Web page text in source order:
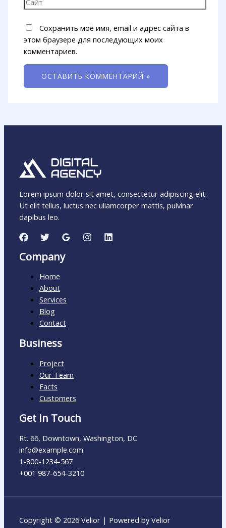
Сохранить моё имя, email и адрес сайта в
этом браузере для последующих моих
комментариев.
Lorem ipsum dolor sit amet, consectetur adipiscing elit.
Ut elit tellus, luctus nec ullamcorper mattis, pulvinar
dapibus leo.
Company
Home
About
Services
Blog
Contact
Business
Project
Our Team
Facts
Customers
Get In Touch
Rt. 66, Downtown, Washington, DC
info@example.com​
1-800-1234-567
+001 987-654-3210
Copyright © 2026 Velior | Powered by Velior